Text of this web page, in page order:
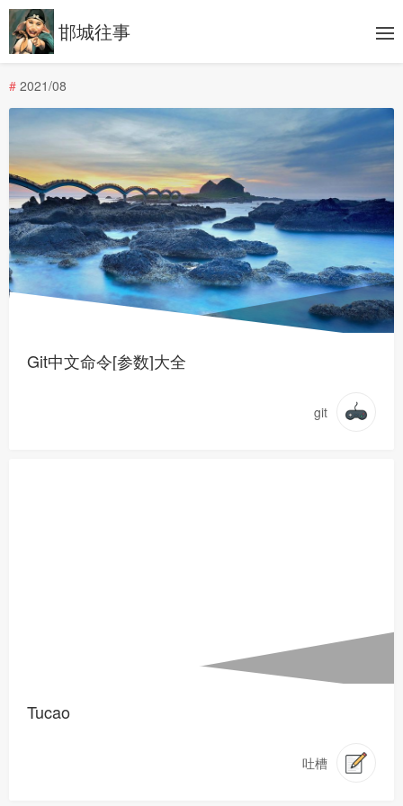
邯城往事
# 2021/08
Git中文命令[参数]大全
git
Tucao
吐槽